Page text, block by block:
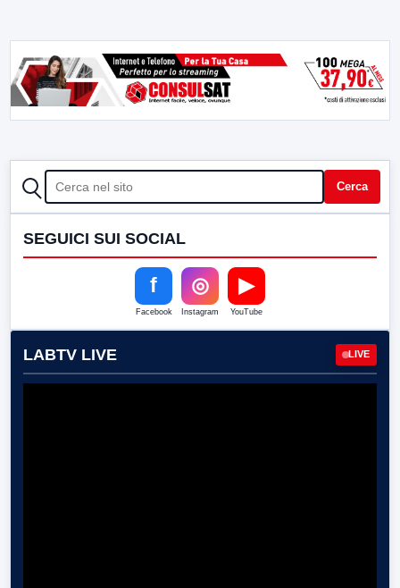
CERCA Cerca
SEGUICI SUI SOCIAL
f
Facebook
◎
Instagram
▶
YouTube
LABTV LIVE LIVE